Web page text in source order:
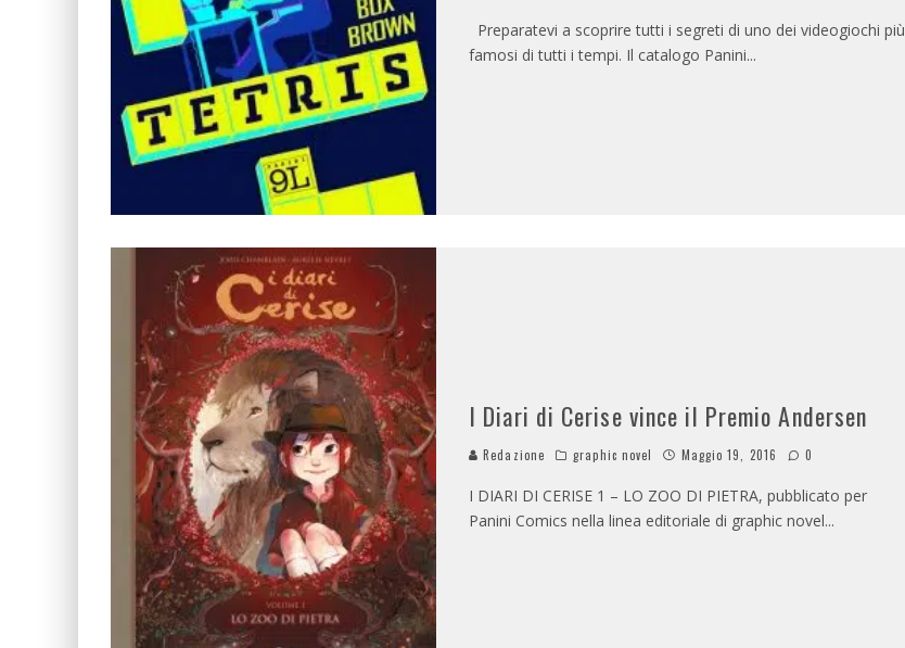
Preparatevi a scoprire tutti i segreti di uno dei videogiochi più
famosi di tutti i tempi. Il catalogo Panini...
I Diari di Cerise vince il Premio Andersen
Redazione graphic novel Maggio 19, 2016 0
I DIARI DI CERISE 1 – LO ZOO DI PIETRA, pubblicato per
Panini Comics nella linea editoriale di graphic novel...